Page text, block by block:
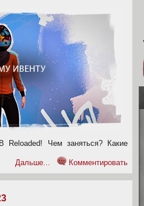
Чем заняться? Какие
Дальше...
Комментировать